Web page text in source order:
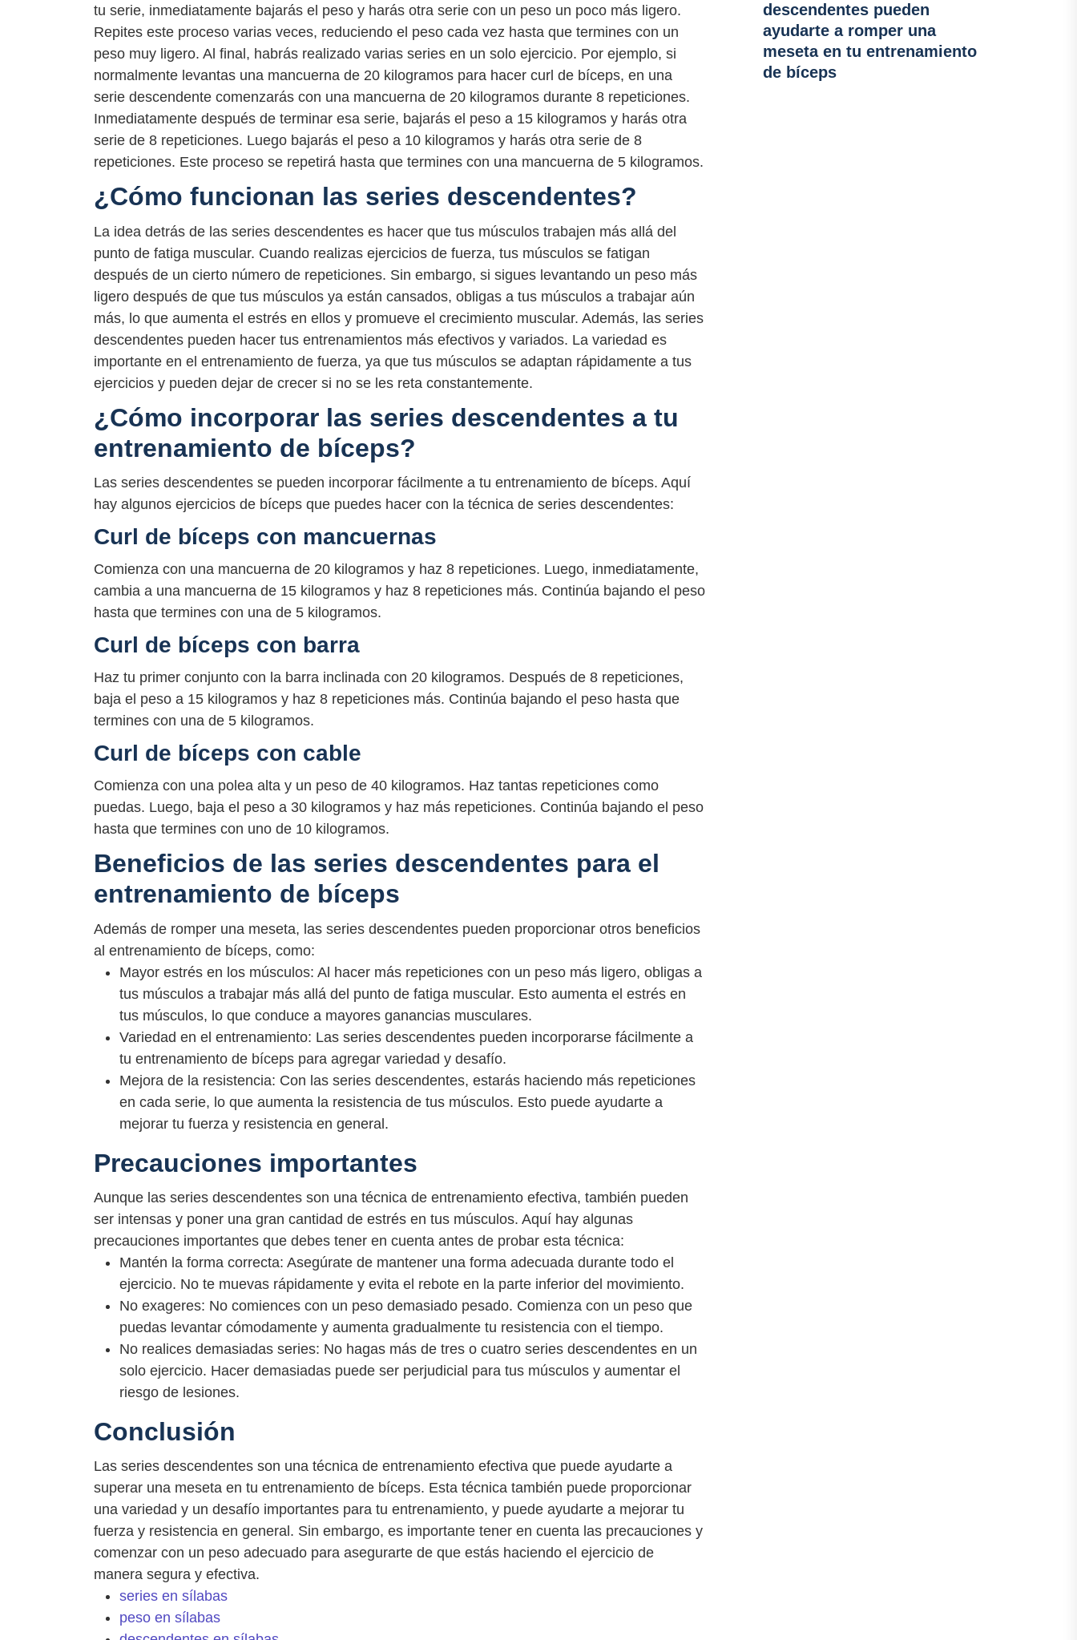
tu serie, inmediatamente bajarás el peso y harás otra serie con un peso un poco más ligero.
Repites este proceso varias veces, reduciendo el peso cada vez hasta que termines con un
peso muy ligero. Al final, habrás realizado varias series en un solo ejercicio. Por ejemplo, si
normalmente levantas una mancuerna de 20 kilogramos para hacer curl de bíceps, en una
serie descendente comenzarás con una mancuerna de 20 kilogramos durante 8 repeticiones.
Inmediatamente después de terminar esa serie, bajarás el peso a 15 kilogramos y harás otra
serie de 8 repeticiones. Luego bajarás el peso a 10 kilogramos y harás otra serie de 8
repeticiones. Este proceso se repetirá hasta que termines con una mancuerna de 5 kilogramos.
¿Cómo funcionan las series descendentes?
La idea detrás de las series descendentes es hacer que tus músculos trabajen más allá del
punto de fatiga muscular. Cuando realizas ejercicios de fuerza, tus músculos se fatigan
después de un cierto número de repeticiones. Sin embargo, si sigues levantando un peso más
ligero después de que tus músculos ya están cansados, obligas a tus músculos a trabajar aún
más, lo que aumenta el estrés en ellos y promueve el crecimiento muscular. Además, las series
descendentes pueden hacer tus entrenamientos más efectivos y variados. La variedad es
importante en el entrenamiento de fuerza, ya que tus músculos se adaptan rápidamente a tus
ejercicios y pueden dejar de crecer si no se les reta constantemente.
¿Cómo incorporar las series descendentes a tu
entrenamiento de bíceps?
Las series descendentes se pueden incorporar fácilmente a tu entrenamiento de bíceps. Aquí
hay algunos ejercicios de bíceps que puedes hacer con la técnica de series descendentes:
Curl de bíceps con mancuernas
Comienza con una mancuerna de 20 kilogramos y haz 8 repeticiones. Luego, inmediatamente,
cambia a una mancuerna de 15 kilogramos y haz 8 repeticiones más. Continúa bajando el peso
hasta que termines con una de 5 kilogramos.
Curl de bíceps con barra
Haz tu primer conjunto con la barra inclinada con 20 kilogramos. Después de 8 repeticiones,
baja el peso a 15 kilogramos y haz 8 repeticiones más. Continúa bajando el peso hasta que
termines con una de 5 kilogramos.
Curl de bíceps con cable
Comienza con una polea alta y un peso de 40 kilogramos. Haz tantas repeticiones como
puedas. Luego, baja el peso a 30 kilogramos y haz más repeticiones. Continúa bajando el peso
hasta que termines con uno de 10 kilogramos.
Beneficios de las series descendentes para el
entrenamiento de bíceps
Además de romper una meseta, las series descendentes pueden proporcionar otros beneficios
al entrenamiento de bíceps, como:
Mayor estrés en los músculos: Al hacer más repeticiones con un peso más ligero, obligas a
tus músculos a trabajar más allá del punto de fatiga muscular. Esto aumenta el estrés en
tus músculos, lo que conduce a mayores ganancias musculares.
Variedad en el entrenamiento: Las series descendentes pueden incorporarse fácilmente a
tu entrenamiento de bíceps para agregar variedad y desafío.
Mejora de la resistencia: Con las series descendentes, estarás haciendo más repeticiones
en cada serie, lo que aumenta la resistencia de tus músculos. Esto puede ayudarte a
mejorar tu fuerza y ​​resistencia en general.
Precauciones importantes
Aunque las series descendentes son una técnica de entrenamiento efectiva, también pueden
ser intensas y poner una gran cantidad de estrés en tus músculos. Aquí hay algunas
precauciones importantes que debes tener en cuenta antes de probar esta técnica:
Mantén la forma correcta: Asegúrate de mantener una forma adecuada durante todo el
ejercicio. No te muevas rápidamente y evita el rebote en la parte inferior del movimiento.
No exageres: No comiences con un peso demasiado pesado. Comienza con un peso que
puedas levantar cómodamente y aumenta gradualmente tu resistencia con el tiempo.
No realices demasiadas series: No hagas más de tres o cuatro series descendentes en un
solo ejercicio. Hacer demasiadas puede ser perjudicial para tus músculos y aumentar el
riesgo de lesiones.
Conclusión
Las series descendentes son una técnica de entrenamiento efectiva que puede ayudarte a
superar una meseta en tu entrenamiento de bíceps. Esta técnica también puede proporcionar
una variedad y un desafío importantes para tu entrenamiento, y puede ayudarte a mejorar tu
fuerza y ​​resistencia en general. Sin embargo, es importante tener en cuenta las precauciones y
comenzar con un peso adecuado para asegurarte de que estás haciendo el ejercicio de
manera segura y efectiva.
series en sílabas
peso en sílabas
descendentes pueden
ayudarte a romper una
meseta en tu entrenamiento
de bíceps